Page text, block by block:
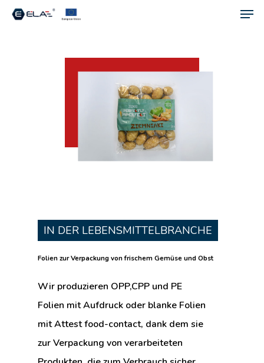
Skip
IN DER LEBENSMITTELBRANCHE
Folien zur Verpackung von frischem Gemüse und Obst
Wir produzieren OPP,CPP und PE
Folien mit Aufdruck oder blanke Folien
mit Attest food-contact, dank dem sie
zur Verpackung von verarbeiteten